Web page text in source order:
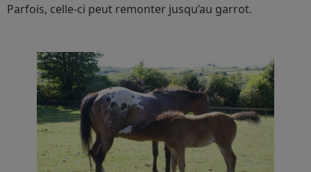
Parfois, celle-ci peut remonter jusqu’au garrot.